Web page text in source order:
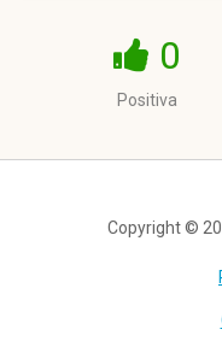
0
Positiva
Copyright ©